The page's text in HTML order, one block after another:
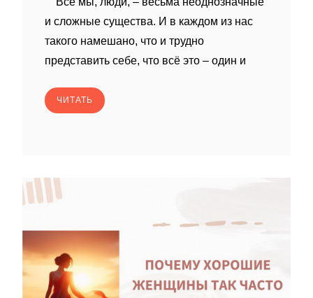
и сложные существа. И в каждом из нас
такого намешано, что и трудно
представить себе, что всё это – один и
ЧИТАТЬ